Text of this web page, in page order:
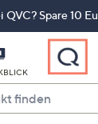
QVC? Spare 10